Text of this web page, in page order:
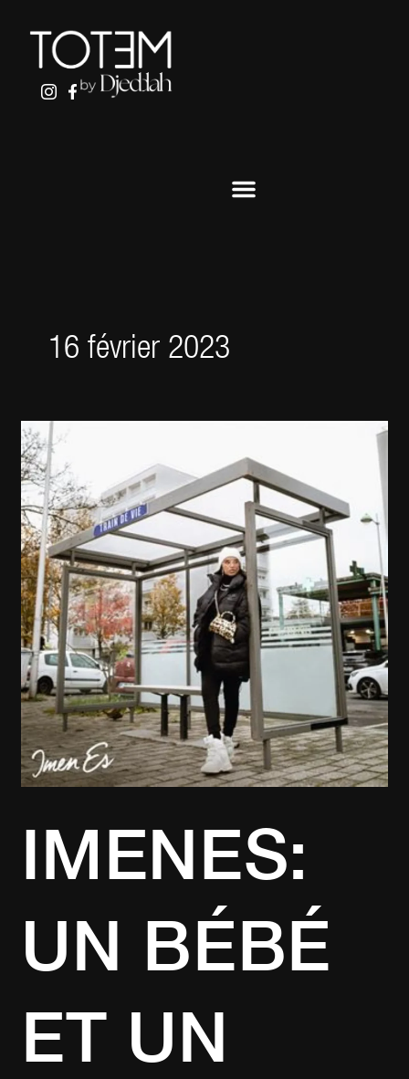
CONTENU
16 février 2023
IMENES:
UN BÉBÉ
ET UN
IMENES:
UN
BÉBÉ
ET
UN
ALBUM!